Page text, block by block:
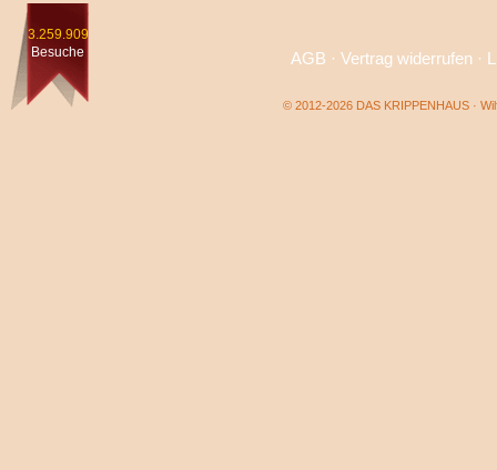
3.259.909
Besuche
AGB · Vertrag widerrufen·
© 2012-2026 DAS KRIPPENHAUS ·